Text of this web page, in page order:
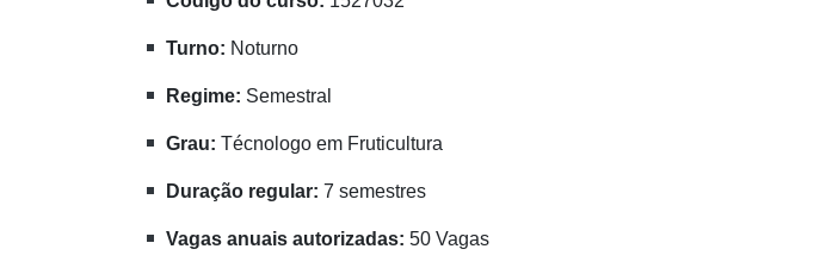
Turno: Noturno
Regime: Semestral
Grau: Técnologo em Fruticultura
Duração regular: 7 semestres
Vagas anuais autorizadas: 50 Vagas